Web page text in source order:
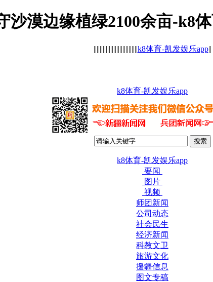
沙漠边缘植绿2100余亩-k8
|||||||||||||||||||||||||||||k8体育-凯发娱乐app||
k8体育-凯发娱乐app
k8体育-凯发娱乐app
要闻
图片
视频
师团新闻
公司动态
社会民生
经济新闻
科教文卫
旅游文化
援疆信息
图文专稿